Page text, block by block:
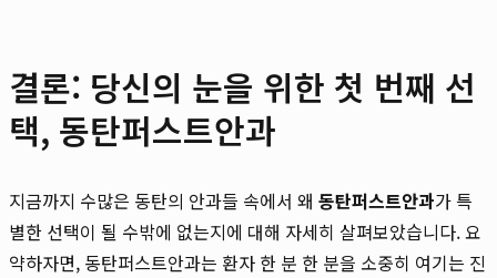
결론: 당신의 눈을 위한 첫 번째 선
택, 동탄퍼스트안과
지금까지 수많은 동탄의 안과들 속에서 왜 동탄퍼스트안과가 특
별한 선택이 될 수밖에 없는지에 대해 자세히 살펴보았습니다. 요
약하자면, 동탄퍼스트안과는 환자 한 분 한 분을 소중히 여기는 진